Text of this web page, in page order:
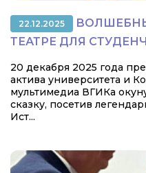
22.12.2025
ТЕАТРЕ ДЛЯ
20 декабря 2025 года
актива университета и
мультимедиа ВГИКа
сказку, посетив
Ист...